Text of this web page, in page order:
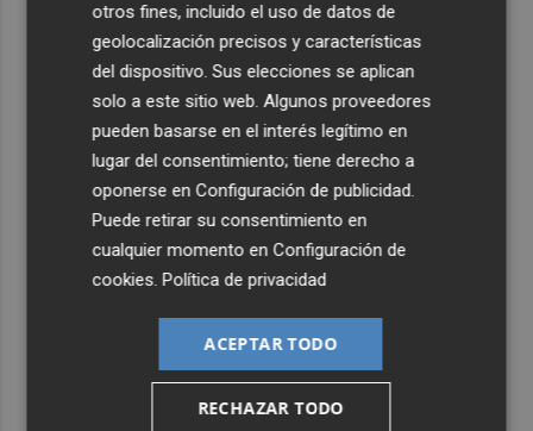
otros fines, incluido el uso de datos de
geolocalización precisos y características
del dispositivo. Sus elecciones se aplican
solo a este sitio web. Algunos proveedores
pueden basarse en el interés legítimo en
lugar del consentimiento; tiene derecho a
oponerse enConfiguración de publicidad.
Puede retirar su consentimiento en
cualquier momento enConfiguración de
cookies.Política de privacidad
ACEPTAR TODO
RECHAZAR TODO